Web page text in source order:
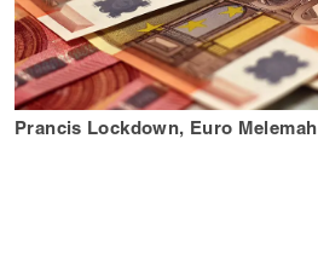
Prancis Lockdown, Euro Melemah